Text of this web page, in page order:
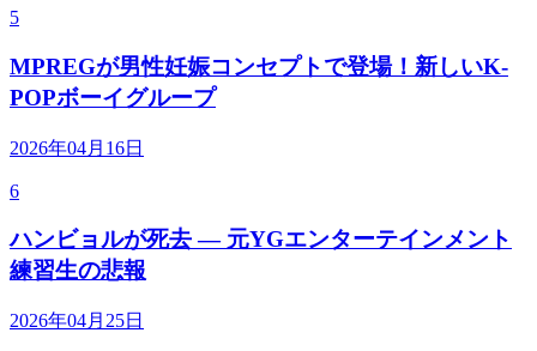
5
MPREGが男性妊娠コンセプトで登場！新しいK-
POPボーイグループ
2026年04月16日
6
ハンビョルが死去 — 元YGエンターテインメント
練習生の悲報
2026年04月25日